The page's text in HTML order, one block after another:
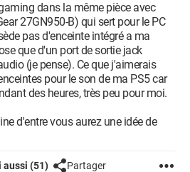
dans la même pièce avec
27GN950-B) qui sert pour le PC
pas d'enceinte intégré a ma
que d'un port de sortie jack
(je pense). Ce que j'aimerais
pour le son de ma PS5 car
des heures, très peu pour moi.
d'entre vous aurez une idée de
aussi (51) Partager